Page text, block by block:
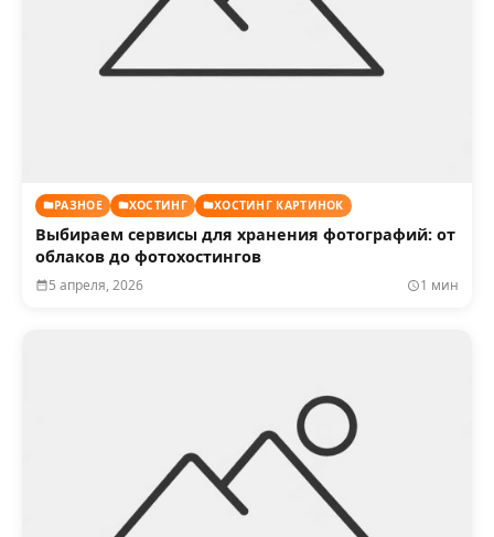
РАЗНОЕ ХОСТИНГ ХОСТИНГ КАРТИНОК
Выбираем сервисы для хранения фотографий: от
облаков до фотохостингов
5 апреля, 2026 1 мин